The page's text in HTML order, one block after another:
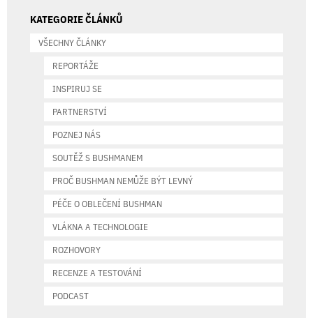
KATEGORIE ČLÁNKŮ
VŠECHNY ČLÁNKY
REPORTÁŽE
INSPIRUJ SE
PARTNERSTVÍ
POZNEJ NÁS
SOUTĚŽ S BUSHMANEM
PROČ BUSHMAN NEMŮŽE BÝT LEVNÝ
PÉČE O OBLEČENÍ BUSHMAN
VLÁKNA A TECHNOLOGIE
ROZHOVORY
RECENZE A TESTOVÁNÍ
PODCAST